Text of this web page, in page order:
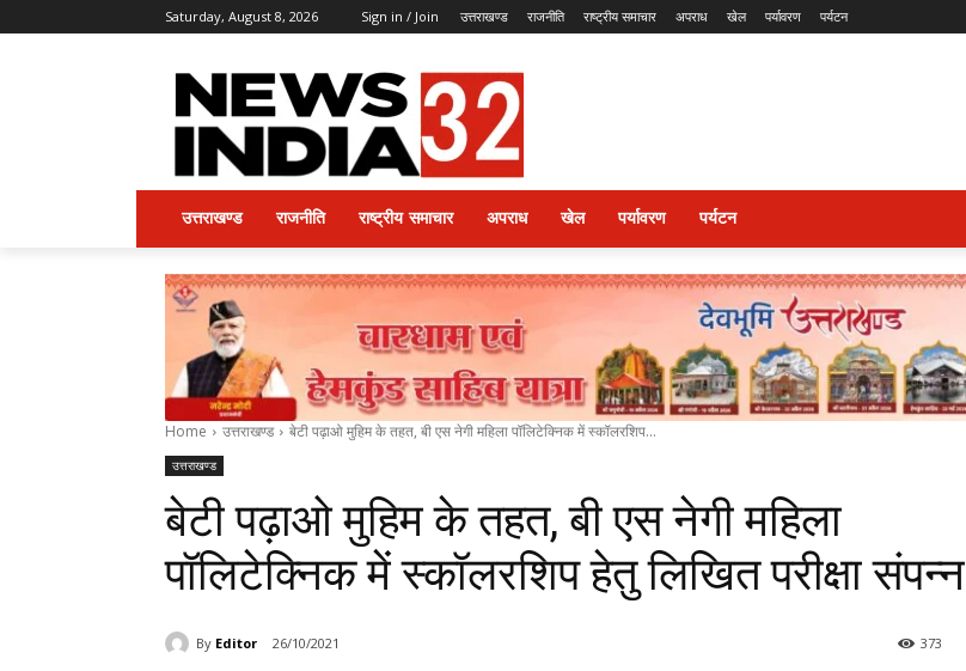
Saturday, August 8, 2026 Sign in / Join उत्तराखण्ड राजनीति राष्ट्रीय समाचार अपराध खेल पर्यावरण पर्यटन
उत्तराखण्ड राजनीति राष्ट्रीय समाचार अपराध खेल पर्यावरण पर्यटन
Home उत्तराखण्ड बेटी पढ़ाओ मुहिम के तहत, बी एस नेगी महिला पॉलिटेक्निक में स्कॉलरशिप...
उत्तराखण्ड
बेटी पढ़ाओ मुहिम के तहत, बी एस नेगी महिला
पॉलिटेक्निक में स्कॉलरशिप हेतु लिखित परीक्षा संपन्न
By Editor 26/10/2021 373